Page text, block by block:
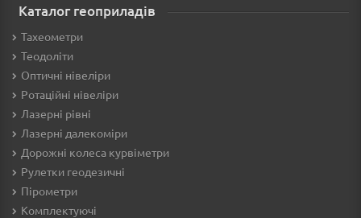
Каталог геоприладів
Тахеометри
Теодоліти
Оптичні нівеліри
Ротаційні нівеліри
Лазерні рівні
Лазерні далекоміри
Дорожні колеса курвіметри
Рулетки геодезичні
Пірометри
Комплектуючі